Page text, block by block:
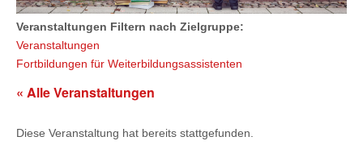
Veranstaltungen Filtern nach Zielgruppe:
Veranstaltungen
Fortbildungen für Weiterbildungsassistenten
« Alle Veranstaltungen
Diese Veranstaltung hat bereits stattgefunden.